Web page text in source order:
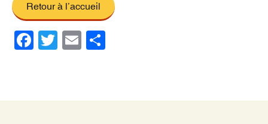
Retour à l’accueil
F
e
T
er
E
g